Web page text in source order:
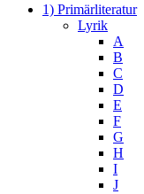
1) Primärliteratur
Lyrik
A
B
C
D
E
F
G
H
I
J